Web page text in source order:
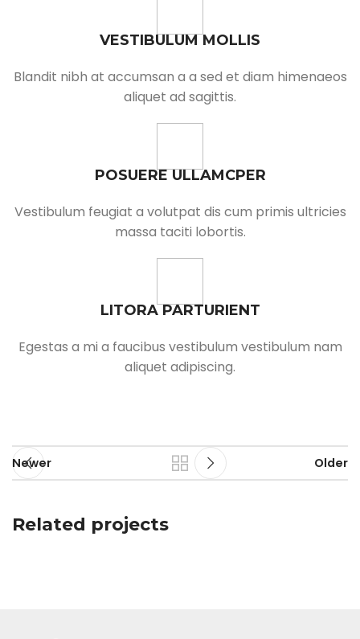
VESTIBULUM MOLLIS
Blandit nibh at accumsan a a sed et diam himenaeos
aliquet ad sagittis.
POSUERE ULLAMCPER
Vestibulum feugiat a volutpat dis cum primis ultricies
massa taciti lobortis.
LITORA PARTURIENT
Egestas a mi a faucibus vestibulum vestibulum nam
aliquet adipiscing.
Newer Older
Related projects